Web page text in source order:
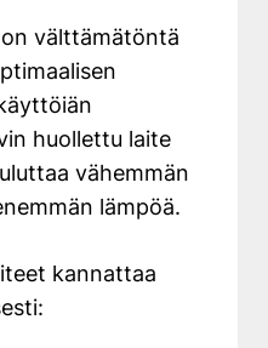
välttämätöntä
huollettu laite
vähemmän
lämpöä.
kannattaa